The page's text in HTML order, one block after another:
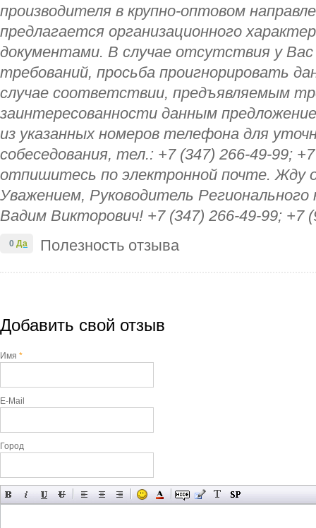
производителя в крупно-оптовом
предлагается организационного
документами. В случае отсутствия у
требований, просьба проигнорировать
случае соответствии, предъявляемым
заинтересованности данным
из указанных номеров телефона для
собеседования, тел.: +7 (347) 266-49-99;
отпишитесь по электронной почте. Жду
Уважением, Руководитель
Вадим Викторович! +7 (347) 266-49-99; +7
Полезность отзыва
0 Да
Добавить свой отзыв
Имя *
E-Mail
Город